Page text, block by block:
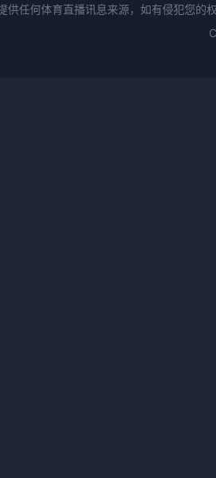
供任何体育直播讯息来源，如有侵犯您的